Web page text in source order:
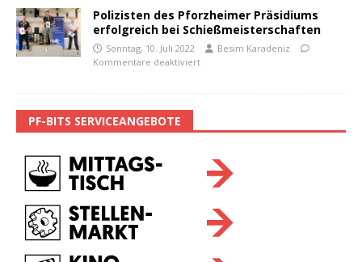
Polizisten des Pforzheimer Präsidiums
erfolgreich bei Schießmeisterschaften
Sonntag, 10. Juli 2022
Besim Karadeniz
Kommentare deaktiviert
PF-BITS SERVICEANGEBOTE